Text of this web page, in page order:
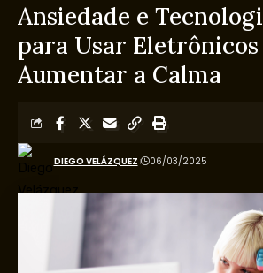
Ansiedade e
para Usar Eletrônicos
Aumentar a Calma
DIEGO VELÁZQUEZ 06/03/2025